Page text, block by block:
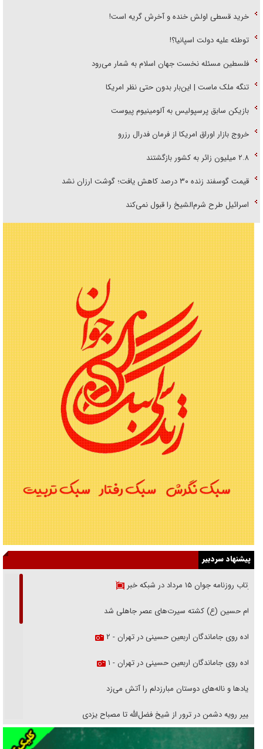
خرید قسطی اولش خنده و آخرش گریه است!
توطئه علیه دولت اسپانیا؟!
فلسطین مسئله نخست جهان اسلام به شمار می‌رود
تنگه ملک ماست | این‌بار بدون حتی نظر امریکا
بازیکن سابق پرسپولیس به آلومینیوم پیوست
خروج بازار اوراق امریکا از فرمان فدرال رزرو
۲.۸ میلیون زائر به کشور بازگشتند
قیمت گوسفند زنده ۳۰ درصد کاهش یافت؛ گوشت ارزان نشد
اسرائیل طرح شرم‌الشیخ را قبول نمی‌کند
پیشنهاد سردبیر
بازتاب روزنامه جوان ۱۵ مرداد در شبکه خبر
امام حسین (ع) کشته سیرت‌های عصر جاهلی شد
پیاده روی جاماندگان اربعین حسینی در تهران - ۲
پیاده روی جاماندگان اربعین حسینی در تهران - ۱
فریاد‌ها و ناله‌های دوستان مبارزدلم را آتش می‌زد
تغییر رویه دشمن در ترور از شیخ فضل‌الله تا مصباح یزدی
خرید قسطی اولش خنده و آخرش گریه است!